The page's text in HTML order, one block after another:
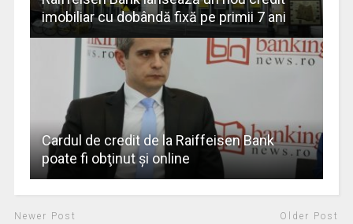
imobiliar cu dobândă fixă pe primii 7 ani
Cardul de credit de la Raiffeisen Bank
poate fi obţinut şi online
Newer Post Older Post